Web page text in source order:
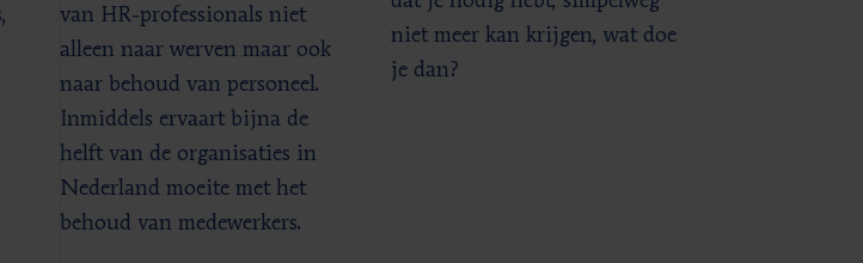
van HR-professionals niet
alleen naar werven maar ook
naar behoud van personeel.
Inmiddels ervaart bijna de
helft van de organisaties in
Nederland moeite met het
behoud van medewerkers.
niet meer kan krijgen, wat doe
je dan?